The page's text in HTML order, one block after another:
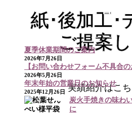
紙･後加工･
ご提案
実績紹介はこ
新着情
夏季休業期間のご案内
2026年7月26日
【お問い合わせフォーム不具合の
2026年5月26日
年末年始の営業日のお知らせ
2025年12月26日
炭火手焼きの味わ
に